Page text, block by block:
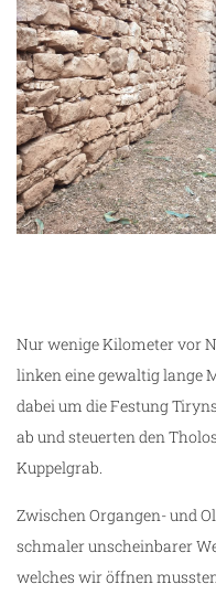
Nur wenige Kilometer vor
linken eine gewaltig lange
dabei um die Festung
ab und steuerten den
Kuppelgrab.
Zwischen Organgen- und
schmaler unscheinbarer
welches wir öffnen